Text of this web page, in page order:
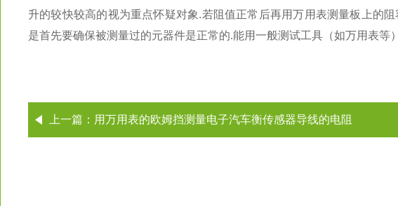
升的较快较高的视为重点怀疑对象.若阻值正常后再用万用表测量板上的
是首先要确保被测量过的元器件是正常的.能用一般测试工具（如万用表等
上一篇： 用万用表的欧姆挡测量电子汽车衡传感器导线的电阻